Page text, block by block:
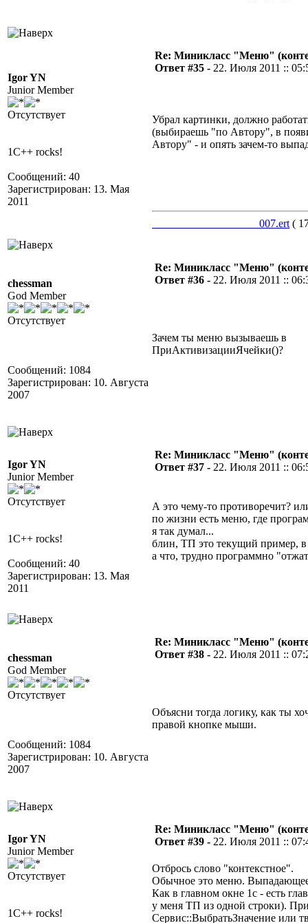
Igor YN
Junior Member
Отсутствует
1C++ rocks!
Сообщений: 40
Зарегистрирован: 13. Мая
2011
Re: Миникласс "Меню"
Ответ #35 - 22. Июля 2011 ::
Убрал картинки, должно
(выбираешь "по Автору", в
Автору" - и опять зачем-то
___________________007.ert (
chessman
God Member
Отсутствует
Сообщений: 1084
Зарегистрирован: 10. Августа
2007
Re: Миникласс "Меню"
Ответ #36 - 22. Июля 2011 ::
Зачем ты меню вызываешь в
ПриАктивизацииЯчейки()?
Igor YN
Junior Member
Отсутствует
1C++ rocks!
Сообщений: 40
Зарегистрирован: 13. Мая
2011
Re: Миникласс "Меню"
Ответ #37 - 22. Июля 2011 ::
А это чему-то противоречит?
по жизни есть меню, где
я так думал...
блин, ТП это текущий пример,
а что, трудно программно
chessman
God Member
Отсутствует
Сообщений: 1084
Зарегистрирован: 10. Августа
2007
Re: Миникласс "Меню"
Ответ #38 - 22. Июля 2011 ::
Объясни тогда логику, как ты
правой кнопке мыши.
Igor YN
Junior Member
Отсутствует
1C++ rocks!
Re: Миникласс "Меню"
Ответ #39 - 22. Июля 2011 ::
Отбрось слово "контекстное".
Обычное это меню.
Как в главном окне 1с - есть
у меня ТП из одной строки).
Сервис::ВыбратьЗначение или